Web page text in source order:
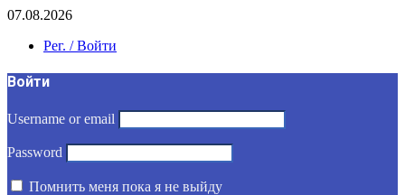
07.08.2026
Рег. / Войти
Войти
Username or email
Password
Помнить меня пока я не выйду